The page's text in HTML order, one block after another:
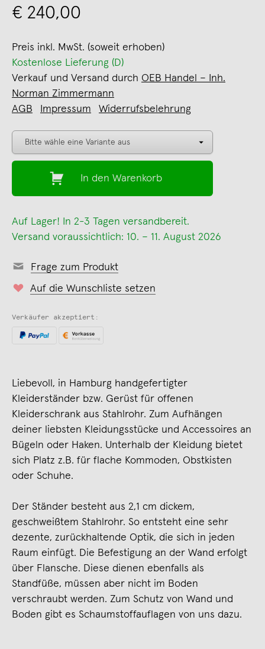
€ 240,00
Preis inkl. MwSt. (soweit erhoben)
Kostenlose Lieferung (D)
Verkauf und Versand durch OEB Handel – Inh.
Norman Zimmermann
AGB
Impressum Widerrufsbelehrung
In den Warenkorb
Auf Lager! In 2-3 Tagen versandbereit.
Versand voraussichtlich: 10. – 11. August 2026
Frage zum Produkt
Auf die Wunschliste setzen
Verkäufer akzeptiert:
Liebevoll, in Hamburg handgefertigter
Kleiderständer bzw. Gerüst für offenen
Kleiderschrank aus Stahlrohr. Zum Aufhängen
deiner liebsten Kleidungsstücke und Accessoires an
Bügeln oder Haken. Unterhalb der Kleidung bietet
sich Platz z.B. für flache Kommoden, Obstkisten
oder Schuhe.
Der Ständer besteht aus 2,1 cm dickem,
geschweißtem Stahlrohr. So entsteht eine sehr
dezente, zurückhaltende Optik, die sich in jeden
Raum einfügt. Die Befestigung an der Wand erfolgt
über Flansche. Diese dienen ebenfalls als
Standfüße, müssen aber nicht im Boden
verschraubt werden. Zum Schutz von Wand und
Boden gibt es Schaumstoffauflagen von uns dazu.